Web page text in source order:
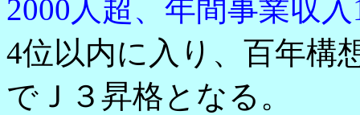
2000人超、年間事業収
4位以内に入り、百年構
でＪ３昇格となる。